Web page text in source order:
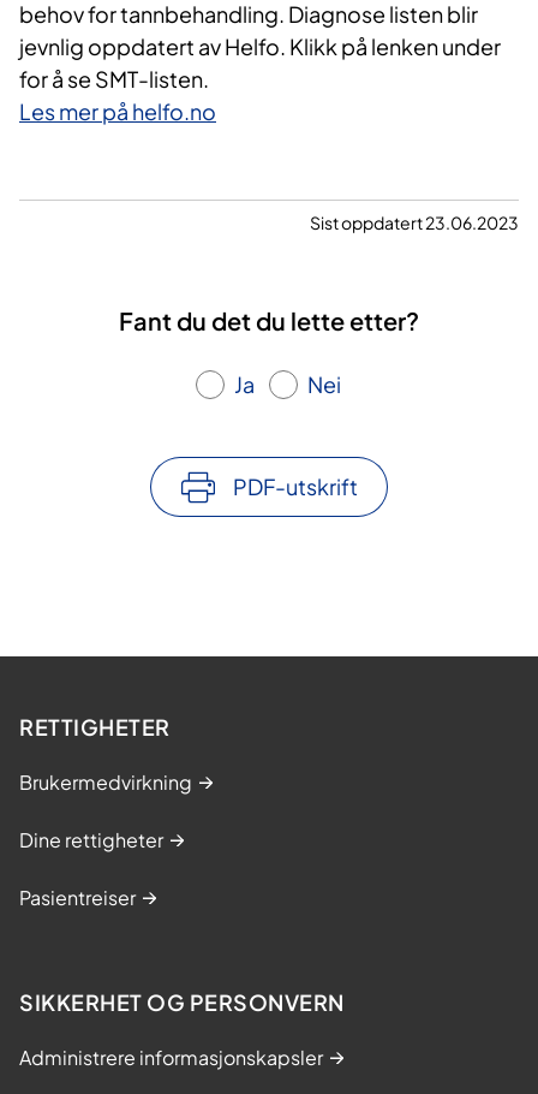
behov for tannbehandling. Diagnose listen blir
jevnlig oppdatert av Helfo. Klikk på lenken under
for å se SMT-listen.
Les mer på helfo.no
Sist oppdatert 23.06.2023
Fant du det du lette etter?
Ja Nei
PDF-utskrift
RETTIGHETER
Brukermedvirkning
Dine rettigheter
Pasientreiser
SIKKERHET OG PERSONVERN
Administrere informasjonskapsler